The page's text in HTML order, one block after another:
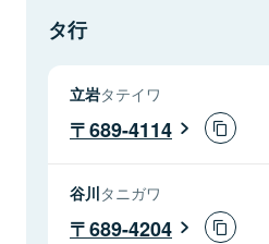
タ行
立岩タテイワ
689-4114
谷川タニガワ
689-4204